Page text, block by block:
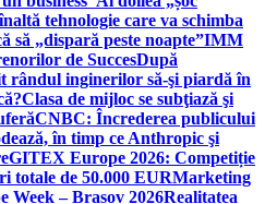
tehnologie care va schimba
să „dispară peste noapte”IMM
de SuccesDupă
rândul inginerilor să-şi piardă în
Clasa de mijloc se subţiază şi
CNBC: Încrederea publicului
în timp ce Anthropic şi
GITEX Europe 2026: Competiție
totale de 50.000 EURMarketing
Week – Brasov 2026Realitatea